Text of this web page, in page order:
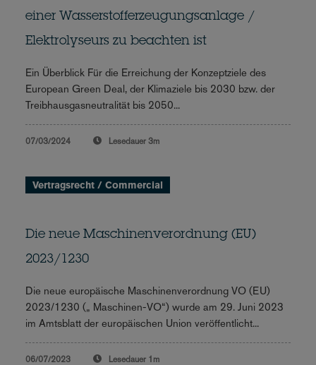
einer Wasserstofferzeugungsanlage /
Elektrolyseurs zu beachten ist
Ein Überblick Für die Erreichung der Konzeptziele des
European Green Deal, der Klimaziele bis 2030 bzw. der
Treibhausgasneutralität bis 2050...
07/03/2024 Lesedauer 3m
Vertragsrecht / Commercial
Die neue Maschinenverordnung (EU)
2023/1230
Die neue europäische Maschinenverordnung VO (EU)
2023/1230 („ Maschinen-VO“) wurde am 29. Juni 2023
im Amtsblatt der europäischen Union veröffentlicht...
06/07/2023 Lesedauer 1m